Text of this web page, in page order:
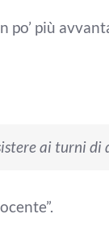
po’ più
ai turnidi